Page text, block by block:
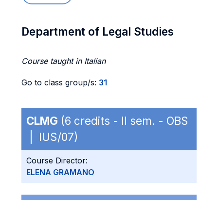
Department of Legal Studies
Course taught in Italian
Go to class group/s: 31
CLMG (6 credits - II sem. - OBS
| IUS/07)
Course Director:
ELENA GRAMANO